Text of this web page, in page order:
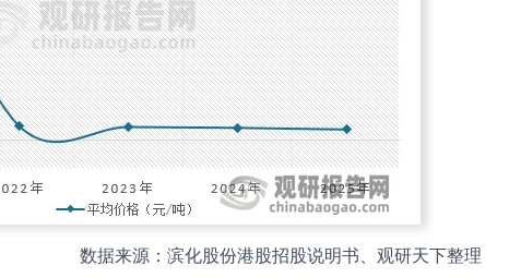
数据来源：滨化股份港股招股说明书、观研天下整理